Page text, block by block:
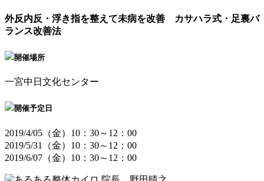
外反内反・浮き指を整えて未病を改善 カサハラ式・足裏バ
ランス改善法
開催場所
一宮中日文化センター
開催予定日
2019/4/05（金）10：30～12：00
2019/5/31（金）10：30～12：00
2019/6/07（金）10：30～12：00